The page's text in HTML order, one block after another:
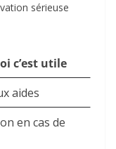
sérieuse
c’est utile
aides
en cas de